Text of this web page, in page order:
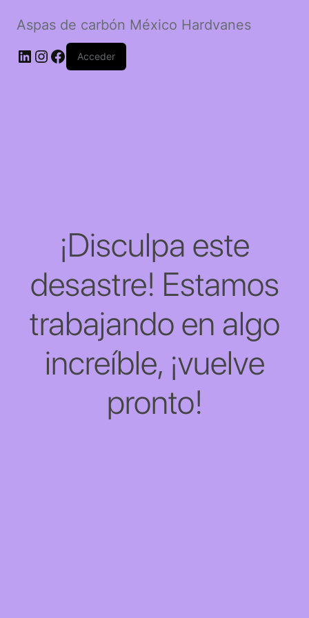
Aspas de carbón México Hardvanes
LinkedIn
Instagram
Facebook
Acceder
¡Disculpa este
desastre! Estamos
trabajando en algo
increíble, ¡vuelve
pronto!